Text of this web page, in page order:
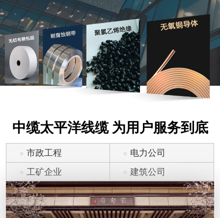
中缆太平洋线缆 为用户服务到底
市政工程
电力公司
工矿企业
建筑公司